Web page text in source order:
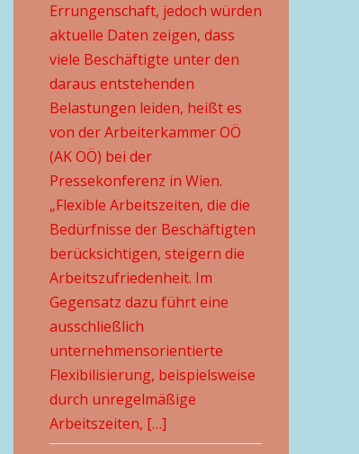
Errungenschaft, jedoch würden
aktuelle Daten zeigen, dass
viele Beschäftigte unter den
daraus entstehenden
Belastungen leiden, heißt es
von der Arbeiterkammer OÖ
(AK OÖ) bei der
Pressekonferenz in Wien.
„Flexible Arbeitszeiten, die die
Bedürfnisse der Beschäftigten
berücksichtigen, steigern die
Arbeitszufriedenheit. Im
Gegensatz dazu führt eine
ausschließlich
unternehmensorientierte
Flexibilisierung, beispielsweise
durch unregelmäßige
Arbeitszeiten, […]